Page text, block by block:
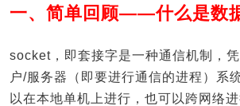
一、简单回顾——什么是数
socket，即套接字是一种通信机制，
户/服务器（即要进行通信的进程）系
以在本地单机上进行，也可以跨网络